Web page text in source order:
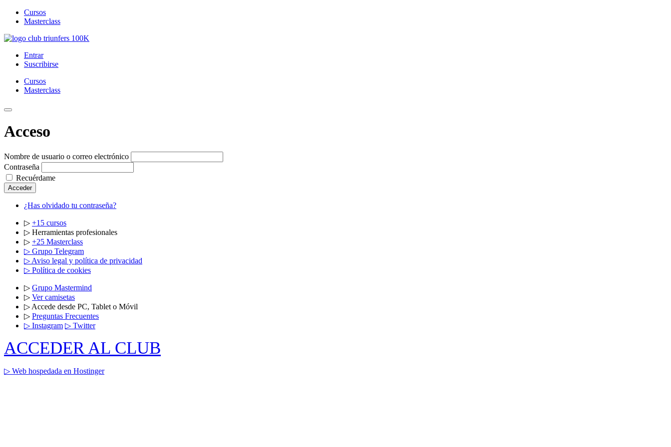
Cursos
Masterclass
Saltar
contenido
Club Triunfers
Club de Emprendedores Online
Entrar
Suscribirse
Cursos
Masterclass
Toggle
Menu
Acceso
Nombre de usuario o correo electrónico
Contraseña
Recuérdame
Acceder
¿Has olvidado tu contraseña?
▷ +15 cursos
▷ Herramientas profesionales
▷ +25 Masterclass
▷ Grupo Telegram
▷ Aviso legal y política de privacidad
▷ Política de cookies
▷ Grupo Mastermind
▷ Ver camisetas
▷ Accede desde PC, Tablet o Móvil
▷ Preguntas Frecuentes
▷ Instagram ▷ Twitter
ACCEDER AL CLUB
▷ Web hospedada en Hostinger